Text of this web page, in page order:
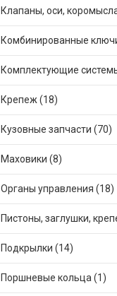
Клапаны, оси,
Комбинированные
Комплектующие
Крепеж (18)
Кузовные запчасти (70)
Маховики (8)
Органы управления (18)
Пистоны, заглушки,
Подкрылки (14)
Поршневые кольца (1)